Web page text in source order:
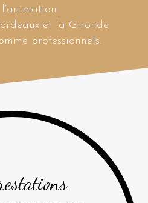
et la Gironde
professionnels.